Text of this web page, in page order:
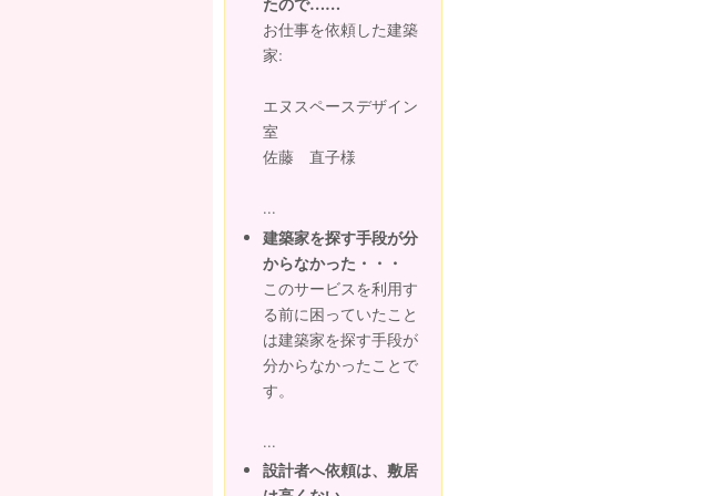
お仕事を依頼した建築
家:
エヌスペースデザイン
室
佐藤 直子様
...
建築家を探す手段が分
からなかった・・・
このサービスを利用す
る前に困っていたこと
は建築家を探す手段が
分からなかったことで
す。
...
設計者へ依頼は、敷居